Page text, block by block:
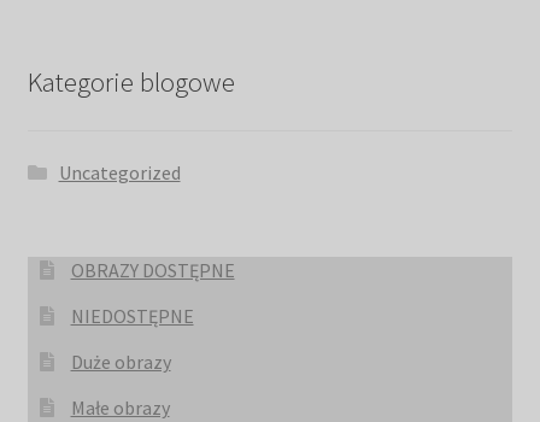
Kategorie blogowe
Uncategorized
OBRAZY DOSTĘPNE
NIEDOSTĘPNE
Duże obrazy
Małe obrazy